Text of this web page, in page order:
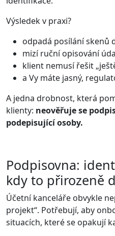
Výsledek v praxi?
odpadá posílání skenů
mizí ruční opisování
klient nemusí řešit
a Vy máte jasný,
A jedna drobnost, která
klienty: neověřuje se
podepisující osoby.
Podpisovna:
kdy to přirozeně
Účetní kanceláře obvykle
projekt“. Potřebují, aby
situacích, které se opakují